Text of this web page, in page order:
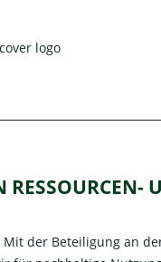
der Beteiligung an